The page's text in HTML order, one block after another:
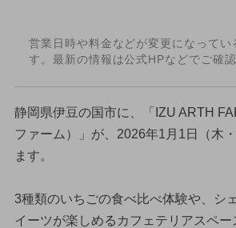
営業日時や料金などが変更になってい
す。最新の情報は公式HPなどでご確認
静岡県伊豆の国市に、「IZU ARTH
ファーム）」が、2026年1月1日（木
ます。
3種類のいちごの食べ比べ体験や、シ
イーツが楽しめるカフェテリアスペ